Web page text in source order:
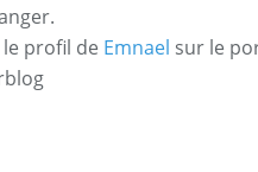
profil de Emnael sur le